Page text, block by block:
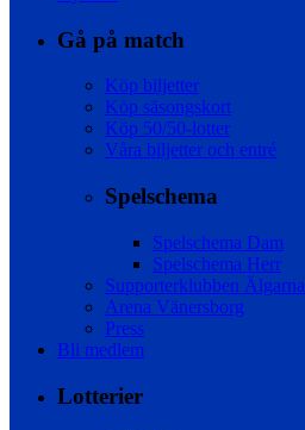
Gå på match
Köp biljetter
Köp säsongskort
Köp 50/50-lotter
Våra biljetter och entré
Spelschema
Spelschema Dam
Spelschema Herr
Supporterklubben Älgarna
Arena Vänersborg
Press
Bli medlem
Lotterier